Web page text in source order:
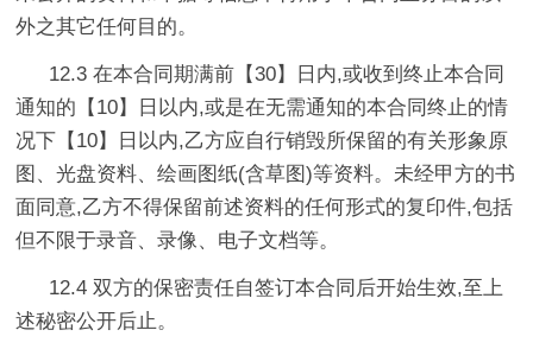
外之其它任何目的。
12.3 在本合同期满前【30】日内,或收到终止本合同
通知的【10】日以内,或是在无需通知的本合同终止的情
况下【10】日以内,乙方应自行销毁所保留的有关形象原
图、光盘资料、绘画图纸(含草图)等资料。未经甲方的书
面同意,乙方不得保留前述资料的任何形式的复印件,包括
但不限于录音、录像、电子文档等。
12.4 双方的保密责任自签订本合同后开始生效,至上
述秘密公开后止。